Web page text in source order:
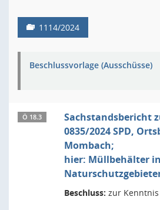
1114/2024
Beschlussvorlage (Ausschüsse)
Ö 18.3
Sachstandsbericht
0835/2024 SPD,
Mombach;
hier: Müllbehälter
Beschluss: zur